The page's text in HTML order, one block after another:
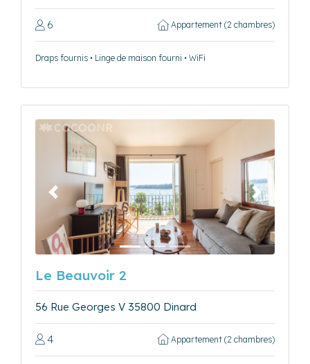
6 Appartement (2 chambres)
Draps fournis • Linge de maison fourni • WiFi
Précédent Suivant
Le Beauvoir 2
56 Rue Georges V 35800 Dinard
4 Appartement (2 chambres)